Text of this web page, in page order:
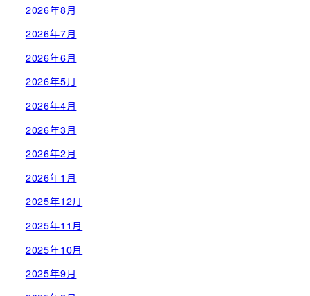
2026年8月
2026年7月
2026年6月
2026年5月
2026年4月
2026年3月
2026年2月
2026年1月
2025年12月
2025年11月
2025年10月
2025年9月